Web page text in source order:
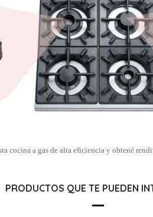
cocina a gas de alta eficiencia y obtené
PRODUCTOS QUE TE PUEDEN